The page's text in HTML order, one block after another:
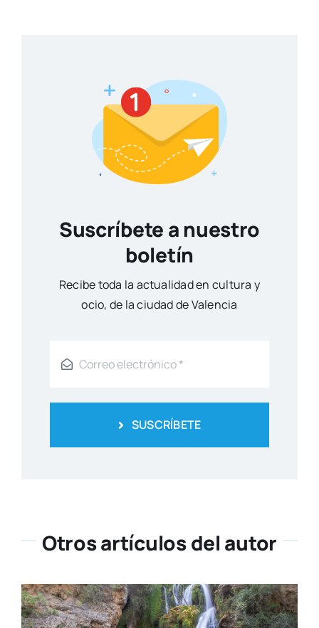
Suscríbete a nuestro
boletín
Reci­be toda la actua­li­dad en cul­tu­ra y
ocio, de la ciu­dad de Valen­cia
SUSCRÍBETE
Otros artículos del autor